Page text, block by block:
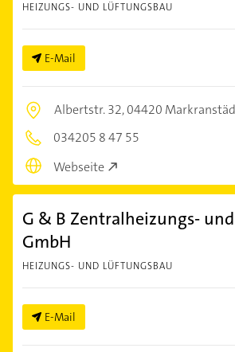
HEIZUNGS- UND LÜFTUNGSBAU
E-Mail
Albertstr. 32,04420
034205 8 47 55
Webseite
G & B Zentralheizungs-
GmbH
HEIZUNGS- UND LÜFTUNGSBAU
E-Mail